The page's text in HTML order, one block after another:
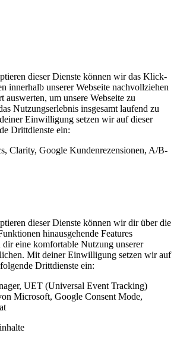
dieser Dienste können wir das Klick-
innerhalb unserer Webseite nachvollziehen
auswerten, um unsere Webseite zu
Nutzungserlebnis insgesamt laufend zu
Einwilligung setzen wir auf dieser
Drittdienste ein:
Clarity, Google Kundenrezensionen, A/B-
dieser Dienste können wir dir über die
hinausgehende Features
dir eine komfortable Nutzung unserer
Mit deiner Einwilligung setzen wir auf
Drittdienste ein:
UET (Universal Event Tracking)
Microsoft, Google Consent Mode,